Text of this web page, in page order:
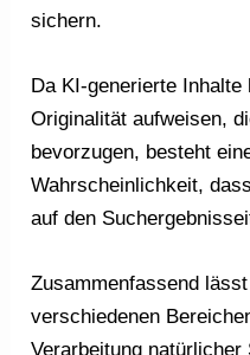
sichern.
Da KI-generierte
Originalität aufweisen,
bevorzugen, besteht
Wahrscheinlichkeit,
auf den
Zusammenfassend
verschiedenen
Verarbeitung